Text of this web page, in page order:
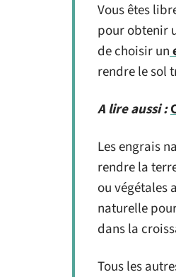
Vous êtes
pour obtenir
de choisir un
rendre le sol
A lire aussi :
Les engrais
rendre la
ou végétales
naturelle
dans la
Tous les